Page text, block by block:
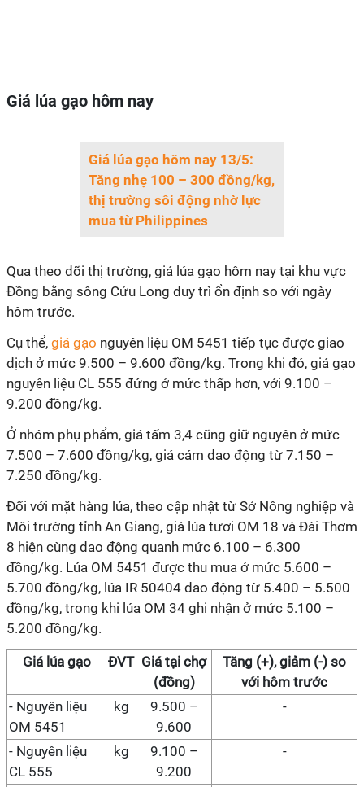
Giá lúa gạo hôm nay
Giá lúa gạo hôm nay 13/5:
Tăng nhẹ 100 – 300 đồng/kg,
thị trường sôi động nhờ lực
mua từ Philippines
Qua theo dõi thị trường, giá lúa gạo hôm nay tại khu vực
Đồng bằng sông Cửu Long duy trì ổn định so với ngày
hôm trước.
Cụ thể, giá gạo nguyên liệu OM 5451 tiếp tục được giao
dịch ở mức 9.500 – 9.600 đồng/kg. Trong khi đó, giá gạo
nguyên liệu CL 555 đứng ở mức thấp hơn, với 9.100 –
9.200 đồng/kg.
Ở nhóm phụ phẩm, giá tấm 3,4 cũng giữ nguyên ở mức
7.500 – 7.600 đồng/kg, giá cám dao động từ 7.150 –
7.250 đồng/kg.
Đối với mặt hàng lúa, theo cập nhật từ Sở Nông nghiệp và
Môi trường tỉnh An Giang, giá lúa tươi OM 18 và Đài Thơm
8 hiện cùng dao động quanh mức 6.100 – 6.300
đồng/kg. Lúa OM 5451 được thu mua ở mức 5.600 –
5.700 đồng/kg, lúa IR 50404 dao động từ 5.400 – 5.500
đồng/kg, trong khi lúa OM 34 ghi nhận ở mức 5.100 –
5.200 đồng/kg.
Giálúa gạo ĐVT Giá tại chợ
(đồng)
Tăng (+), giảm (-) so
với hôm trước
- Nguyên liệu
OM 5451
kg
9.500 –
9.600
-
- Nguyên liệu
CL 555
kg
9.100 –
9.200
-